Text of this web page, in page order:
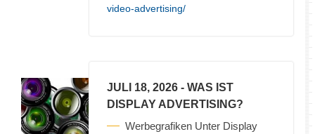
video-advertising/
JULI 18, 2026 - WAS IST
DISPLAY ADVERTISING?
Werbegrafiken Unter Display